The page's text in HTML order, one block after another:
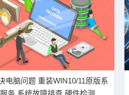
电脑问题 重装WIN10/11原版系
务 系统故障排查 硬件检测